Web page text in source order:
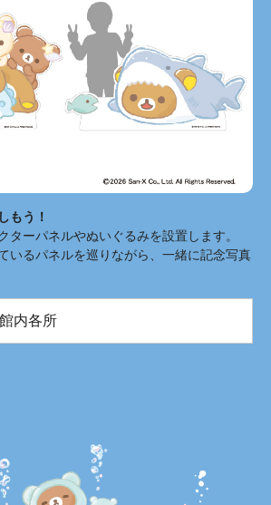
もう！
ターパネルやぬいぐるみを設置します。
いるパネルを巡りながら、一緒に記念写真
館内各所